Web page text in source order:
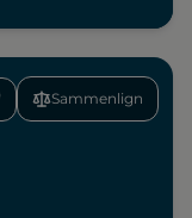
Sammenlign